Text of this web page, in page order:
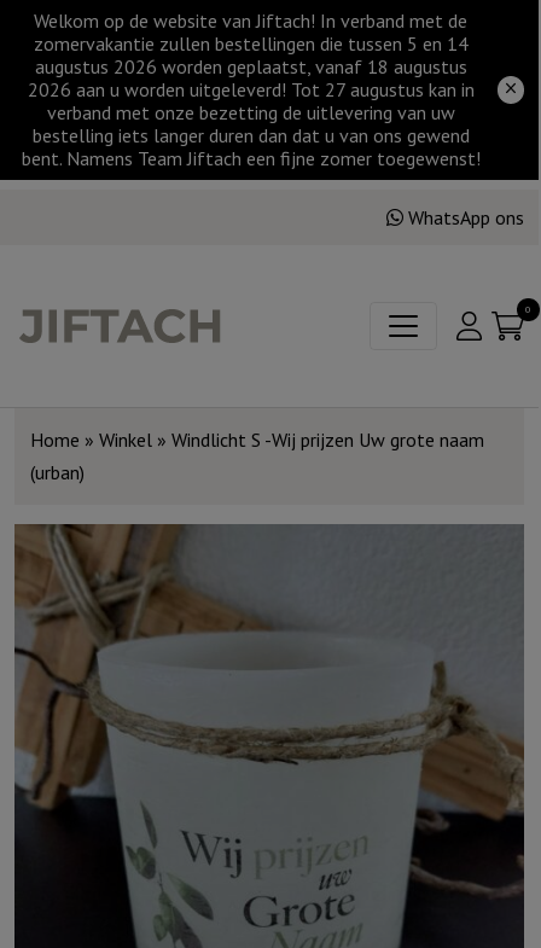
Welkom op de website van Jiftach! In verband met de
zomervakantie zullen bestellingen die tussen 5 en 14
augustus 2026 worden geplaatst, vanaf 18 augustus
2026 aan u worden uitgeleverd! Tot 27 augustus kan in
verband met onze bezetting de uitlevering van uw
bestelling iets langer duren dan dat u van ons gewend
bent. Namens Team Jiftach een fijne zomer toegewenst!
WhatsApp ons
0
Home » Winkel » Windlicht S -Wij prijzen Uw grote naam
(urban)